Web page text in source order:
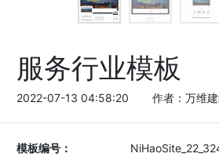
服务行业模板
2022-07-13 04:58:20 作者：万维
模板编号：